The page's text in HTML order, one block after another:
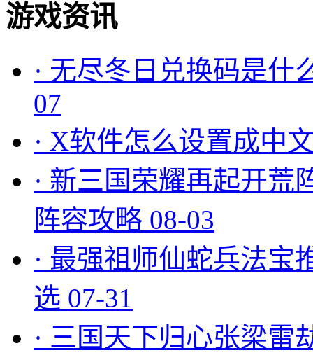
游戏资讯
· 无尽冬日兑换码是什
07
· X软件怎么设置成中
· 新三国荣耀再起开荒
阵容攻略 08-03
· 最强祖师仙蛇兵法宝
选 07-31
· 三国天下归心张梁雷